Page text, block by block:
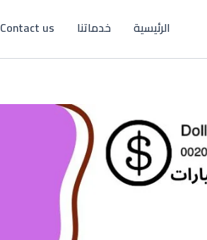
الرئيسية خدماتنا Contact us